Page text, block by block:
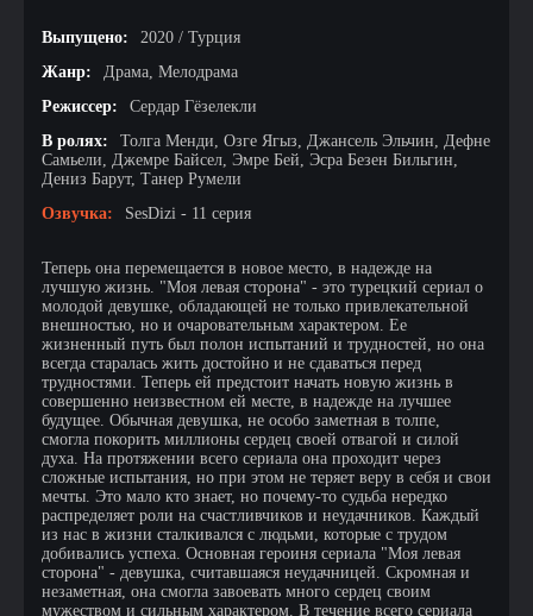
Выпущено:
2020 / Турция
Жанр:
Драма, Мелодрама
Режиссер:
Сердар Гёзелекли
В ролях:
Толга Менди, Озге Ягыз, Джансель Эльчин, Дефне
Самьели, Джемре Байсел, Эмре Бей, Эсра Безен Бильгин,
Дениз Барут, Танер Румели
Озвучка:
SesDizi - 11 серия
Теперь она перемещается в новое место, в надежде на
лучшую жизнь. "Моя левая сторона" - это турецкий сериал о
молодой девушке, обладающей не только привлекательной
внешностью, но и очаровательным характером. Ее
жизненный путь был полон испытаний и трудностей, но она
всегда старалась жить достойно и не сдаваться перед
трудностями. Теперь ей предстоит начать новую жизнь в
совершенно неизвестном ей месте, в надежде на лучшее
будущее. Обычная девушка, не особо заметная в толпе,
смогла покорить миллионы сердец своей отвагой и силой
духа. На протяжении всего сериала она проходит через
сложные испытания, но при этом не теряет веру в себя и свои
мечты. Это мало кто знает, но почему-то судьба нередко
распределяет роли на счастливчиков и неудачников. Каждый
из нас в жизни сталкивался с людьми, которые с трудом
добивались успеха. Основная героиня сериала "Моя левая
сторона" - девушка, считавшаяся неудачницей. Скромная и
незаметная, она смогла завоевать много сердец своим
мужеством и сильным характером. В течение всего сериала